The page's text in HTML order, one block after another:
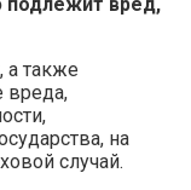
также
вреда,
на
случай.